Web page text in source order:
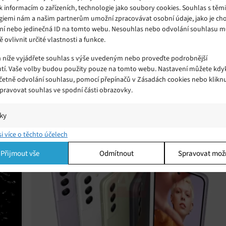
informacím o zařízeních, technologie jako soubory cookies. Souhlas s
nám a našim partnerům umožní zpracovávat osobní údaje, jako je
nebo jedinečná ID na tomto webu. Nesouhlas nebo odvolání souhlasu
ovlivnit určité vlastnosti a funkce.
vyjádřete souhlas s výše uvedeným nebo proveďte podrobnější
Vaše volby budou použity pouze na tomto webu. Nastavení můžete
odvolání souhlasu, pomocí přepínačů v Zásadách cookies nebo
souhlas ve spodní části obrazovky.
a/nebo přístup k informacím v zařízení, Porozumění publiku
kombinací údajů z různých zdrojů.
a/nebo přístup k informacím v zařízení, Použití omezených údajů k výběru
Vytváření profilů pro personalizovanou reklamu, Používání profilů k výběru
reklamy, Vytváření profilů pro personalizovaný obsah, Používání
výběr personalizovaného obsahu, Použití omezených údajů k výběru
více o těchto účelech
Přijmout vše Odmítnout Spravovat
Samsung Galaxy S21 FE by se mohl na
trhu objevit už příští týden
Úterý 31. 08. 2021 Samuel
Pokud už netrpělivě očekáváte uvedení nového